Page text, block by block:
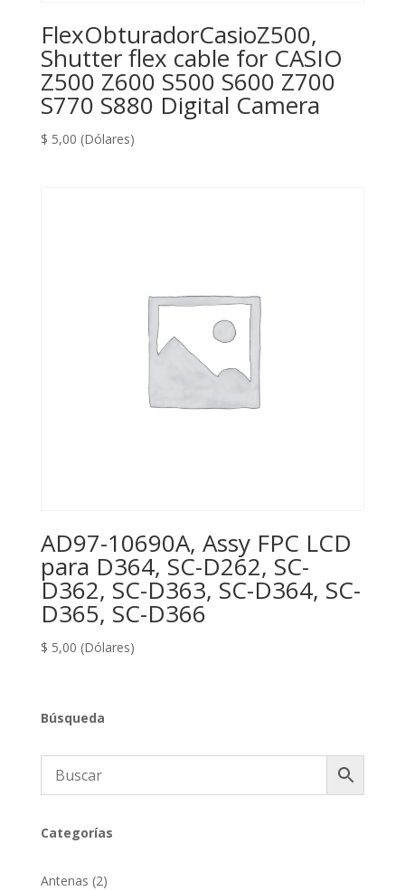
FlexObturadorCasioZ500,
Shutter flex cable for CASIO
Z500 Z600 S500 S600 Z700
S770 S880 Digital Camera
$ 5,00 (Dólares)
AD97-10690A, Assy FPC LCD
para D364, SC-D262, SC-
D362, SC-D363, SC-D364, SC-
D365, SC-D366
$ 5,00 (Dólares)
Búsqueda
Categorías
Antenas 22